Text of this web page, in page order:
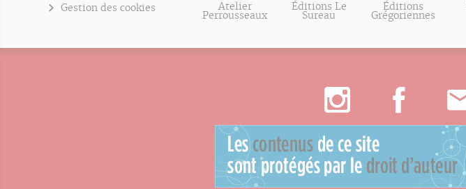
Gestion des cookies
Atelier
Perrousseaux
Éditions Le
Sureau
Éditions
Grégoriennes